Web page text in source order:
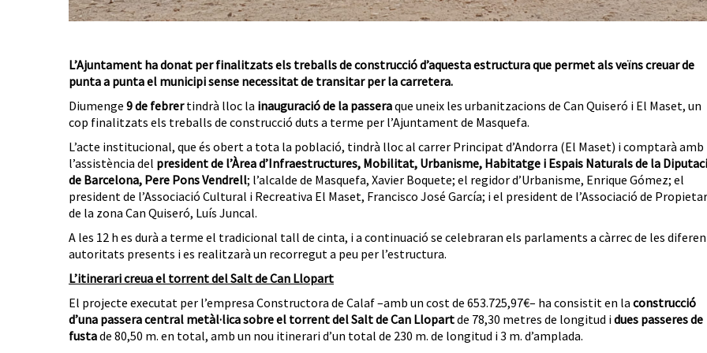
L’Ajuntament ha donat per finalitzats els treballs de construcció d’aquesta estructura que permet als veïns creuar de
punta a punta el municipi sense necessitat de transitar per la carretera.
Diumenge 9 de febrertindrà lloc la inauguració de la passeraque uneix les urbanitzacions de Can Quiseró i El Maset, un
cop finalitzats els treballs de construcció duts a terme per l’Ajuntament de Masquefa.
L’acte institucional, que és obert a tota la població, tindrà lloc al carrer Principat d’Andorra (El Maset) i comptarà amb
l’assistència del president de l’Àrea d’Infraestructures, Mobilitat, Urbanisme, Habitatge i Espais Naturals de la
de Barcelona, Pere Pons Vendrell; l’alcalde de Masquefa, Xavier Boquete; el regidor d’Urbanisme, Enrique Gómez; el
president de l’Associació Cultural i Recreativa El Maset, Francisco José García; i el president de l’Associació de
de la zona Can Quiseró, Luís Juncal.
A les 12 h es durà a terme el tradicional tall de cinta, i a continuació se celebraran els parlaments a càrrec de les
autoritats presents i es realitzarà un recorregut a peu per l’estructura.
L’itinerari creua el torrent del Salt de Can Llopart
El projecte executat per l’empresa Constructora de Calaf–amb un cost de 653.725,97€– ha consistit en la construcció
d’una passera central metàl·lica sobre el torrentdel Salt de Can Llopartde 78,30 metres de longitud idues passeres de
fustade 80,50 m. en total, amb un nou itinerari d’un total de 230 m. de longitud i 3 m. d’amplada.